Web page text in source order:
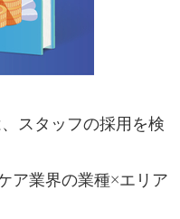
スタッフの採用を検
ア業界の業種×エリア